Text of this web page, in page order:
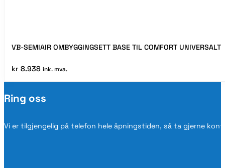
VB-SEMIAIR OMBYGGINGSETT BASE TIL COMFORT UNIVERSALT
kr 8.938 ink. mva.
Ring oss
Vi er tilgjengelig på telefon hele åpningstiden, så ta gjerne